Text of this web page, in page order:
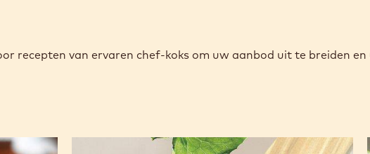
recepten van ervaren chef-koks om uw aanbod uit te breiden en